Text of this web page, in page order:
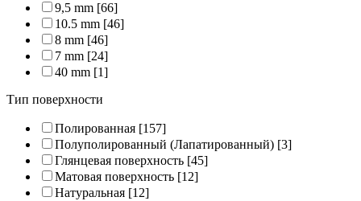
9,5 mm [66]
10.5 mm [46]
8 mm [46]
7 mm [24]
40 mm [1]
Тип поверхности
Полированная [157]
Полуполированный (Лапатированный) [3]
Глянцевая поверхность [45]
Матовая поверхность [12]
Натуральная [12]